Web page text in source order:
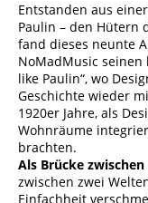
Entstanden aus
Paulin – den Hütern
fand dieses neunte
NoMadMusic seinen
like Paulin“, wo
Geschichte wieder
1920er Jahre, als
Wohnräume
brachten.
Als Brücke
zwischen zwei
Einfachheit